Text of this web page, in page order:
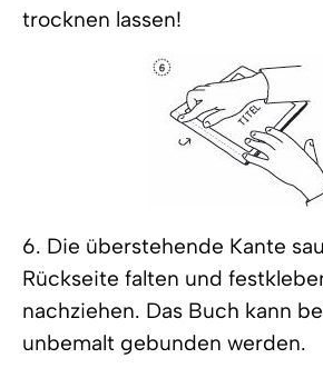
trocknen lassen!
6. Die überstehende Kante
Rückseite falten und
nachziehen. Das Buch kann
unbemalt gebunden werden.